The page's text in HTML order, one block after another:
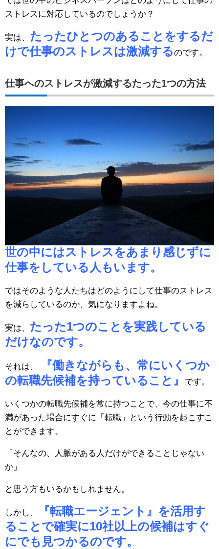
ストレスに対応しているのでしょうか？
実は、 たったひとつのあることをするだ
けで仕事のストレスは激減するのです。
仕事へのストレスが激減するたった1つの方法
世の中にはストレスをあまり感じずに
仕事をしている人もいます。
ではそのような人たちはどのようにして仕事のストレス
を減らしているのか、気になりますよね。
実は、 たった1つのことを実践している
だけなのです。
それは、
『働きながらも、常にいくつか
の転職先候補を持っていること』
です。
いくつかの転職先候補を常に持つことで、今の仕事に不
満があった場合にすぐに「転職」という行動を起こすこ
とができます。
「そんなの、人脈がある人だけができることじゃない
か」
と思う方もいるかもしれません。
しかし、
『転職エージェント』を活用す
ることで確実に10社以上の候補はすぐ
にでも見つかるのです。